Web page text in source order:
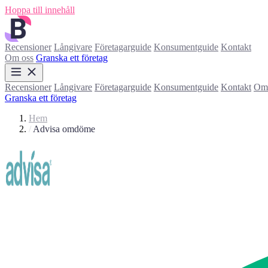
Hoppa till innehåll
Recensioner Långivare Företagarguide Konsumentguide Kontakt
Om oss Granska ett företag
Recensioner Långivare Företagarguide Konsumentguide Kontakt
Granska ett företag
Hem
/ Advisa omdöme